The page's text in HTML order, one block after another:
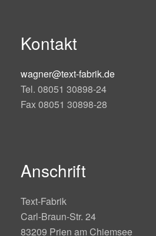
Kontakt
wagner@text-fabrik.de
Tel. 08051 30898-24
Fax 08051 30898-28
Anschrift
Text-Fabrik
Carl-Braun-Str. 24
83209 Prien am Chiemsee